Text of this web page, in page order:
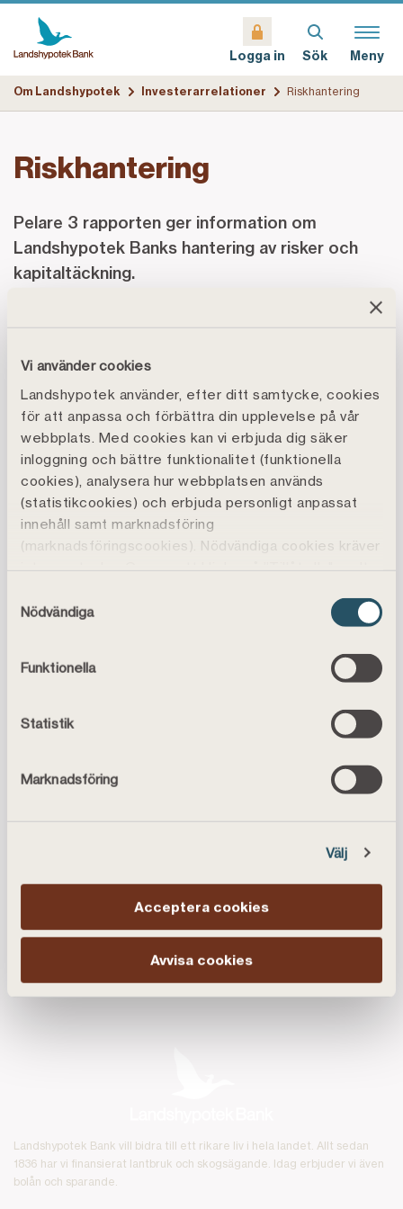
Vi använder cookies
Landshypotek använder, efter ditt samtycke, cookies
för att anpassa och förbättra din upplevelse på vår
webbplats. Med cookies kan vi erbjuda dig säker
inloggning och bättre funktionalitet (funktionella
cookies), analysera hur webbplatsen används
(statistikcookies) och erbjuda personligt anpassat
innehåll samt marknadsföring
(marknadsföringscookies). Nödvändiga cookies kräver
inte samtycke. Genom att klicka på ”Tillåt alla" godtar
statistikcookies vilket är frivilligt.
Placeringen av cookies kan även innebära att vi
vårpersonuppgiftspolicy
Nödvändiga
Funktionella
Statistik
Marknadsföring
Välj
Acceptera cookies
Avvisa cookies
Logga in Sök Meny
Om Landshypotek Investerarrelationer Riskhantering
Riskhantering
Pelare 3 rapporten ger information om
Landshypotek Banks hantering av risker och
kapitaltäckning.
Pelare 3 rapporten 2025
För tidigare års Pelare 3 rapporter, searkivet
Kundservice
Chatta med oss
0771-44 00 20
Helgfria vardagar 08.00-19.00 och lördagar 10.00-14.00.
Hitta till oss
Om Landshypotek Bank
Landshypotek Bank vill bidra till ett rikare liv i hela landet. Allt sedan
1836 har vi finansierat lantbruk och skogsägande. Idag erbjuder vi även
bolån och sparande.